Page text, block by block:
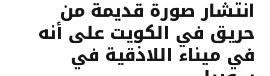
انتشار صورة قديمة من
حريق في الكويت على أنه
في ميناء اللاذقية في